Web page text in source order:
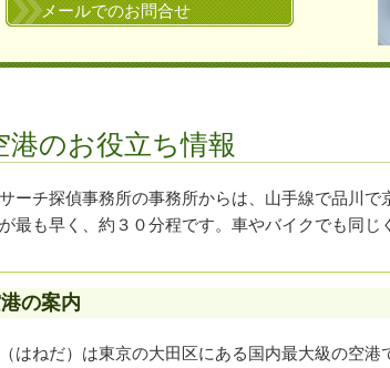
メールでのお問合せ
港のお役立ち情報
ーチ探偵事務所の事務所からは、山手線で品川で
最も早く、約３０分程です。車やバイクでも同じ
の案内
はねだ）は東京の大田区にある国内最大級の空港